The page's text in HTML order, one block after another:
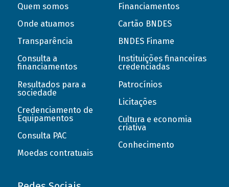
Quem somos
Onde atuamos
Transparência
Consulta a
financiamentos
Resultados para a
sociedade
Credenciamento de
Equipamentos
Consulta PAC
Moedas contratuais
Financiamentos
Cartão BNDES
BNDES Finame
Instituições financeiras
credenciadas
Patrocínios
Licitações
Cultura e economia
criativa
Conhecimento